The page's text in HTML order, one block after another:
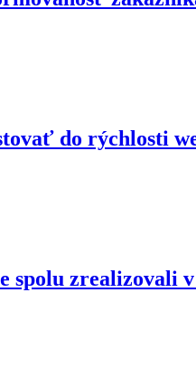
do rýchlosti
spolu zrealizovali